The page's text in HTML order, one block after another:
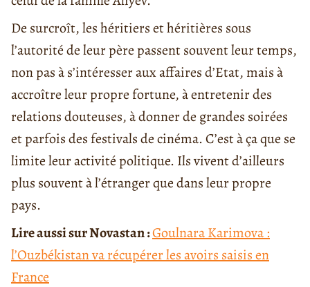
De surcroît, les héritiers et héritières sous
l’autorité de leur père passent souvent leur temps,
non pas à s’intéresser aux affaires d’Etat, mais à
accroître leur propre fortune, à entretenir des
relations douteuses, à donner de grandes soirées
et parfois des festivals de cinéma. C’est à ça que se
limite leur activité politique. Ils vivent d’ailleurs
plus souvent à l’étranger que dans leur propre
pays.
Lire aussi sur Novastan :Goulnara Karimova :
l’Ouzbékistan va récupérer les avoirs saisis en
France